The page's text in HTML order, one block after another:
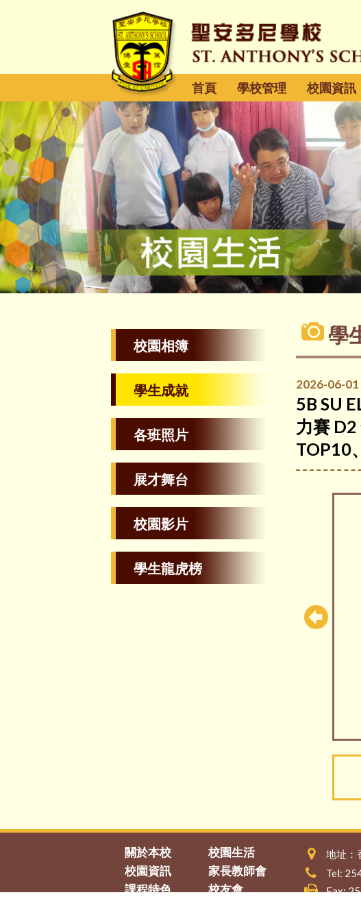
首頁 學校管理 校園資訊
校園相簿
學生成就
各班照片
展才舞台
校園影片
學生龍虎榜
學
2026-06-01
5B SU
力賽
TOP10
關於本校
校園資訊
課程特色
校園生活
家長教師會
校友會
地址：
Tel:
Fax: